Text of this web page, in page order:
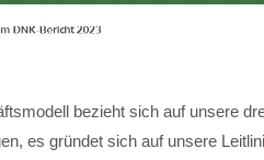
bezieht sich auf unsere
es gründet sich auf unsere